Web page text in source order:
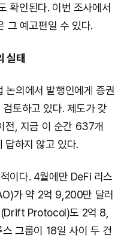
확인된다. 이번 조사에서
그 예고편일 수 있다.
실태
논의에서 발행인에게 증권
토하고 있다. 제도가 갖
전, 지금 이 순간 637개
답하지 않고 있다.
이다. 4월에만 DeFi 리스
가 약 2억 9,200만 달러
(Drift Protocol)도 2억 8,
그룹이 18일 사이 두 건